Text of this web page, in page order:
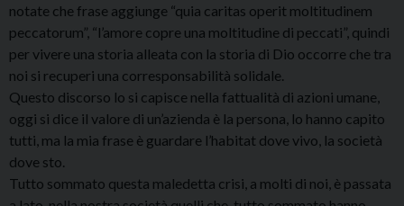
notate che frase aggiunge “quia caritas operit moltitudinem
peccatorum”, “l’amore copre una moltitudine di peccati”, quindi
per vivere una storia alleata con la storia di Dio occorre che tra
noi si recuperi una corresponsabilità solidale.
Questo discorso lo si capisce nella fattualità di azioni umane,
oggi si dice il valore di un’azienda è la persona, lo hanno capito
tutti, ma la mia frase è guardare l’habitat dove vivo, la società
dove sto.
Tutto sommato questa maledetta crisi, a molti di noi, è passata